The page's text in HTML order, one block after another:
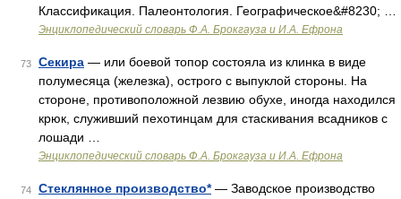
Классификация. Палеонтология. Географическое&#8230; …
Энциклопедический словарь Ф.А. Брокгауза и И.А. Ефрона
73 Секира — или боевой топор состояла из клинка в виде
полумесяца (железка), острого с выпуклой стороны. На
стороне, противоположной лезвию обухе, иногда находился
крюк, служивший пехотинцам для стаскивания всадников с
лошади …
Энциклопедический словарь Ф.А. Брокгауза и И.А. Ефрона
74 Стеклянное производство*— Заводское производство